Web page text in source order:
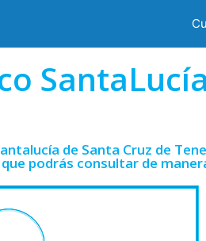
de Santa Cruz de
podrás consultar de